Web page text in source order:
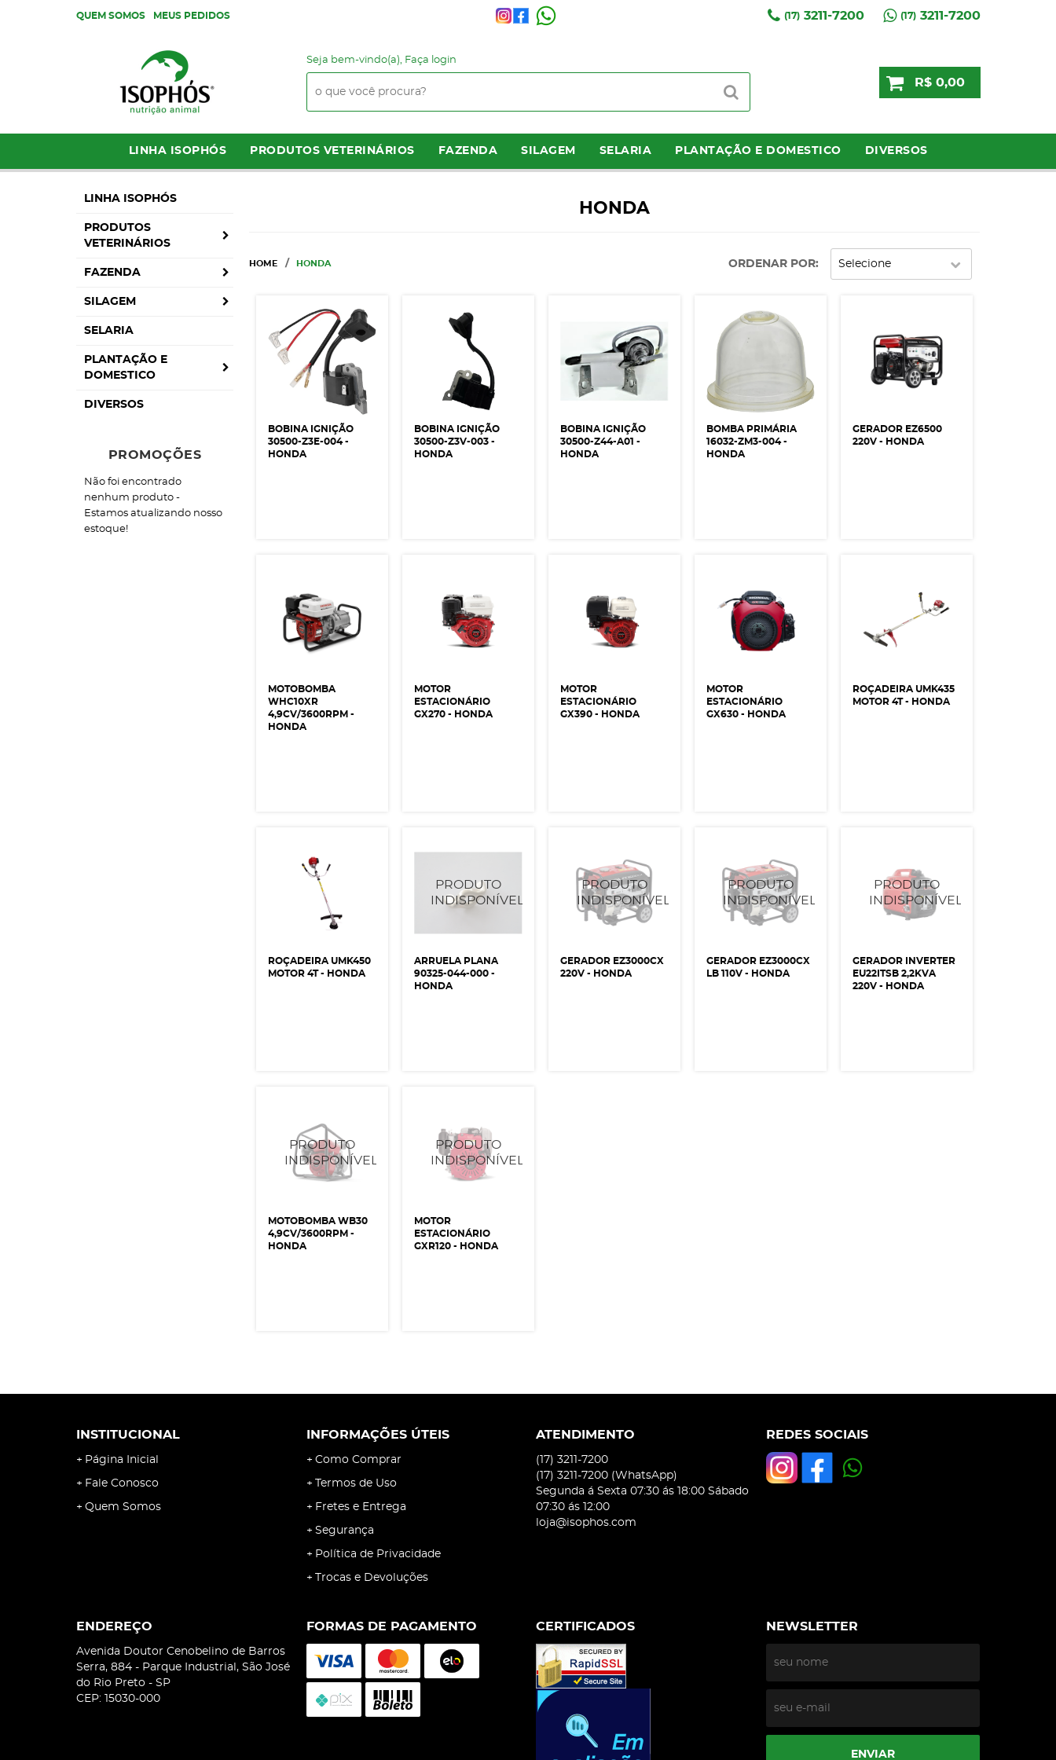
QUEM SOMOS MEUS PEDIDOS (17)3211-7200 (17)3211-7200
Seja bem-vindo(a), Faça login
R$ 0,00
LINHA ISOPHÓS PRODUTOS VETERINÁRIOS FAZENDA SILAGEM SELARIA PLANTAÇÃO E DOMESTICO DIVERSOS
LINHA ISOPHÓS
PRODUTOS
VETERINÁRIOS
FAZENDA
SILAGEM
SELARIA
PLANTAÇÃO E
DOMESTICO
DIVERSOS
PROMOÇÕES
Não foi encontrado
nenhum produto -
Estamos atualizando nosso
estoque!
HONDA
HOME HONDA ORDENAR POR Selecione
BOBINA IGNIÇÃO
30500-Z3E-004 -
HONDA
BOBINA IGNIÇÃO
30500-Z3V-003 -
HONDA
BOBINA IGNIÇÃO
30500-Z44-A01 -
HONDA
BOMBA PRIMÁRIA
16032-ZM3-004 -
HONDA
GERADOR EZ6500
220V - HONDA
MOTOBOMBA
WHC10XR
4,9CV/3600RPM -
HONDA
MOTOR
ESTACIONÁRIO
GX270 - HONDA
MOTOR
ESTACIONÁRIO
GX390 - HONDA
MOTOR
ESTACIONÁRIO
GX630 - HONDA
ROÇADEIRA UMK435
MOTOR 4T - HONDA
ROÇADEIRA UMK450
MOTOR 4T - HONDA
ARRUELA PLANA
90325-044-000 -
HONDA
GERADOR EZ3000CX
220V - HONDA
GERADOR EZ3000CX
LB 110V - HONDA
GERADOR INVERTER
EU22ITSB 2,2KVA
220V - HONDA
MOTOBOMBA WB30
4,9CV/3600RPM -
HONDA
MOTOR
ESTACIONÁRIO
GXR120 - HONDA
INSTITUCIONAL
Página Inicial
Fale Conosco
Quem Somos
INFORMAÇÕES ÚTEIS
Como Comprar
Termos de Uso
Fretes e Entrega
Segurança
Política de Privacidade
Trocas e Devoluções
ATENDIMENTO
(17) 3211-7200
(17) 3211-7200 (WhatsApp)
Segunda á Sexta 07:30 ás 18:00 Sábado
07:30 ás 12:00
loja@isophos.com
REDES SOCIAIS
ENDEREÇO
Avenida Doutor Cenobelino de Barros
Serra, 884 - Parque Industrial, São José
do Rio Preto - SP
CEP: 15030-000
FORMAS DE PAGAMENTO CERTIFICADOS NEWSLETTER
ENVIAR